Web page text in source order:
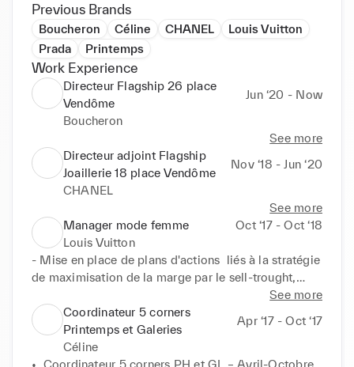
Previous Brands
Boucheron Céline CHANEL
Louis Vuitton
Prada
Printemps
Work Experience
Directeur Flagship 26 place
Vendôme
Jun ‘20 - Now
Boucheron
See more
Directeur adjoint Flagship
Joaillerie 18 place Vendôme
Nov ‘18 - Jun ‘20
CHANEL
See more
Manager mode femme
Oct ‘17 - Oct ‘18
Louis Vuitton
- Mise en place de plans d'actions  liés à la stratégie
de maximisation de la marge par le sell-trought,
- Coaching de l'équipe tourné vers un service lié à la
silhouette et non au produit,
- Animation de morning brief et de formations de
culture mode.
See more
Coordinateur 5 corners
Printemps et Galeries
Apr ‘17 - Oct ‘17
Céline
•  Coordinateur 5 corners PH et GL – Avril-Octobre